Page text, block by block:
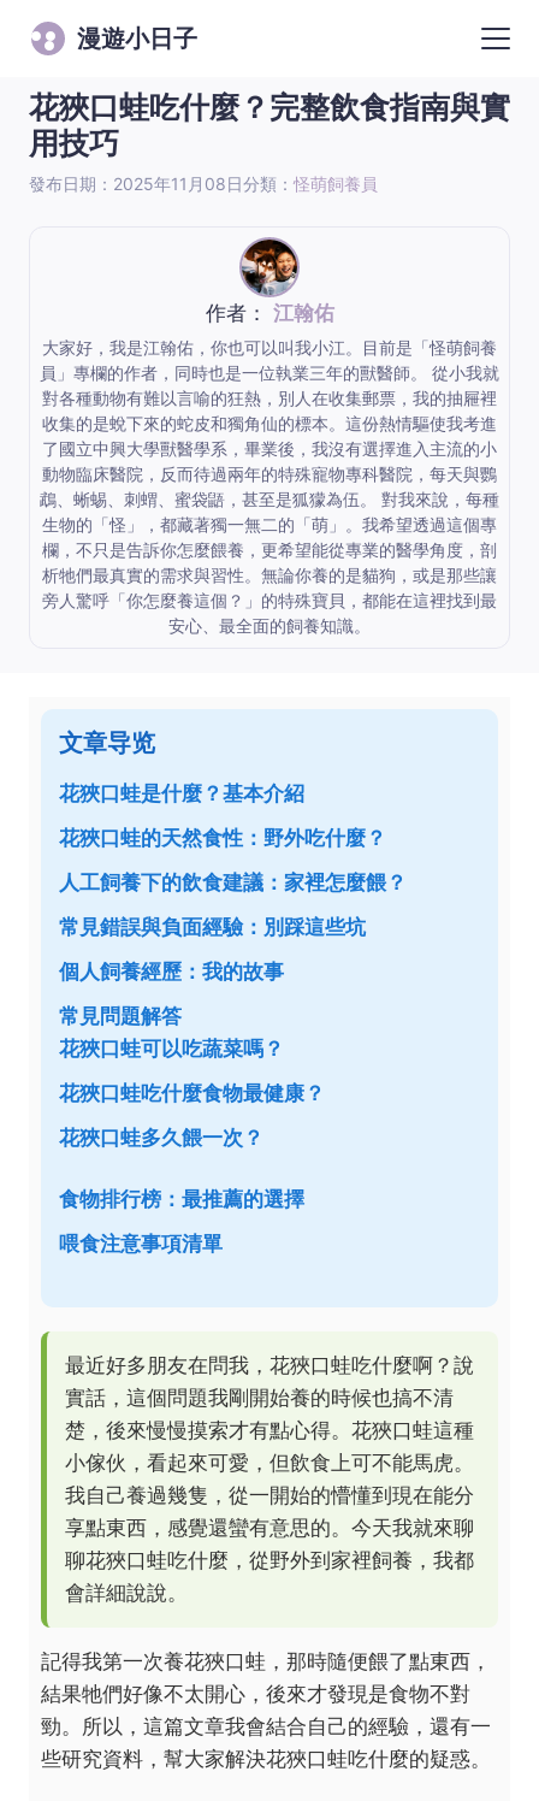
漫遊小日子
花狹口蛙吃什麼？完整飲食指南與實
用技巧
發布日期：2025年11月08日分類： 怪萌飼養員
作者： 江翰佑
大家好，我是江翰佑，你也可以叫我小江。目前是「怪萌飼養
員」專欄的作者，同時也是一位執業三年的獸醫師。 從小我就
對各種動物有難以言喻的狂熱，別人在收集郵票，我的抽屜裡
收集的是蛻下來的蛇皮和獨角仙的標本。這份熱情驅使我考進
了國立中興大學獸醫學系，畢業後，我沒有選擇進入主流的小
動物臨床醫院，反而待過兩年的特殊寵物專科醫院，每天與鸚
鵡、蜥蜴、刺蝟、蜜袋鼯，甚至是狐獴為伍。 對我來說，每種
生物的「怪」，都藏著獨一無二的「萌」。我希望透過這個專
欄，不只是告訴你怎麼餵養，更希望能從專業的醫學角度，剖
析牠們最真實的需求與習性。無論你養的是貓狗，或是那些讓
旁人驚呼「你怎麼養這個？」的特殊寶貝，都能在這裡找到最
安心、最全面的飼養知識。
文章导览
花狹口蛙是什麼？基本介紹
花狹口蛙的天然食性：野外吃什麼？
人工飼養下的飲食建議：家裡怎麼餵？
常見錯誤與負面經驗：別踩這些坑
個人飼養經歷：我的故事
常見問題解答
花狹口蛙可以吃蔬菜嗎？
花狹口蛙吃什麼食物最健康？
花狹口蛙多久餵一次？
食物排行榜：最推薦的選擇
喂食注意事項清單
最近好多朋友在問我，花狹口蛙吃什麼啊？說
實話，這個問題我剛開始養的時候也搞不清
楚，後來慢慢摸索才有點心得。花狹口蛙這種
小傢伙，看起來可愛，但飲食上可不能馬虎。
我自己養過幾隻，從一開始的懵懂到現在能分
享點東西，感覺還蠻有意思的。今天我就來聊
聊花狹口蛙吃什麼，從野外到家裡飼養，我都
會詳細說說。
記得我第一次養花狹口蛙，那時隨便餵了點東西，
結果牠們好像不太開心，後來才發現是食物不對
勁。所以，這篇文章我會結合自己的經驗，還有一
些研究資料，幫大家解決花狹口蛙吃什麼的疑惑。